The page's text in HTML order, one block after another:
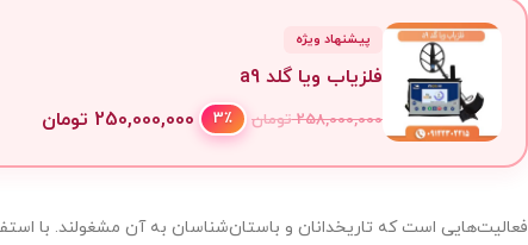
پیشنهاد ویژه
فلزیاب ویا گلد a9
258,000,000 تومان 3٪ 250,000,000 تومان
فعالیت‌هایی است که تاریخدانان و باستان‌شناسان به آن مشغولند. با